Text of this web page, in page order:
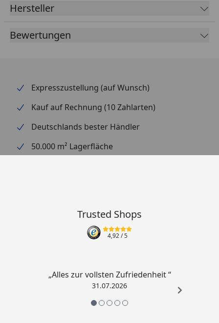
dekorativ die Brenneinheit.
Features und technische Spezifikationen:
hochwertige Glasumrandung
effektiver Windschutz
für unsere Gas-Feuerstellen
4 kg
Maße: ca. 45 x 45 x 25 cm (aufgebaut)
Hersteller
Bewertungen
Expresszustellung (auf Wunsch)
Kauf auf Rechnung (10 Zahlarten)
Deutschlands bester Händler
50.000 m² Lagerfläche
Trusted Shops
4,92/ 5
„Alles zur vollsten Zufriedenheit “
31.07.2026